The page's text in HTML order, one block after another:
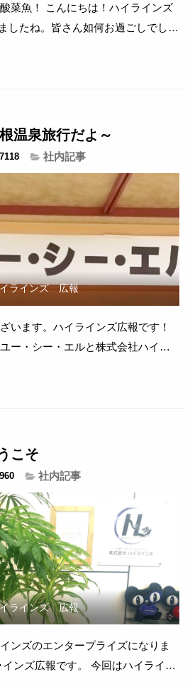
ハイラインズ
の影響で、店舗運営担当社員のお
長も中国...
温泉旅行だよ～
7118 社内記事
イラインズ 広報
います。ハイラインズ広報です！
ー・シー・エルと株式会社ハイラ
回はなんと箱根の温泉宿に宿泊し
なで歌って踊って...
こそ
社内記事
イラインズ 広報
ンズのエンタープライズになりま